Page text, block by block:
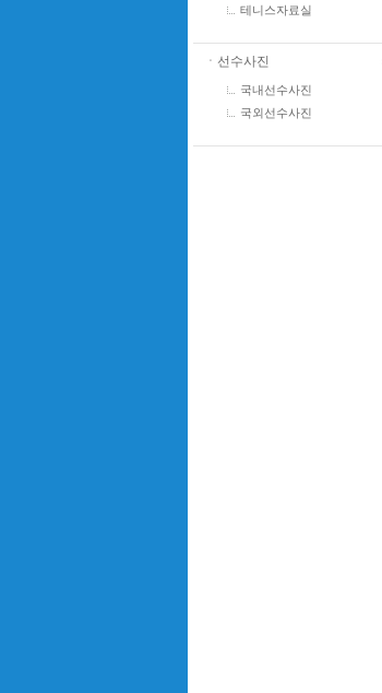
테니스자료실
ㆍ선수사진
국내선수사진
국외선수사진